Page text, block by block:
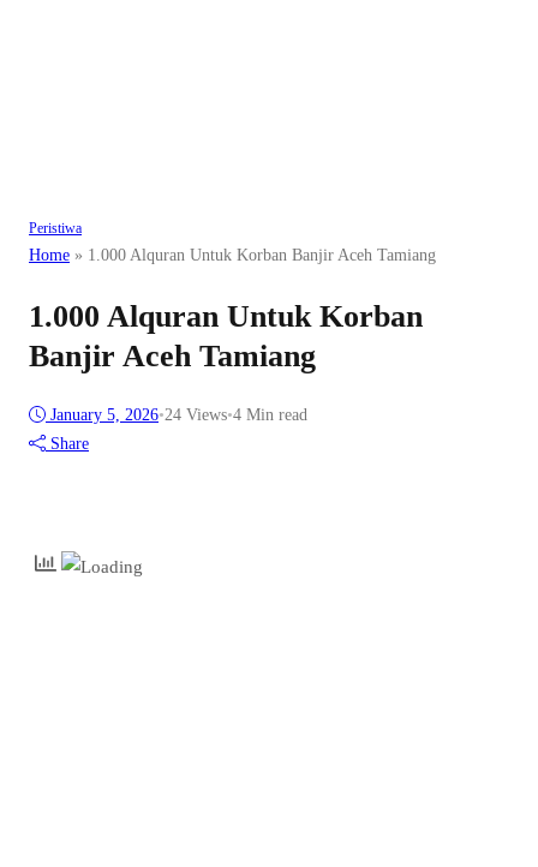
Peristiwa
Home » 1.000 Alquran Untuk Korban Banjir Aceh Tamiang
1.000 Alquran Untuk Korban
Banjir Aceh Tamiang
January 5, 2026•24 Views•4 Min read
Share